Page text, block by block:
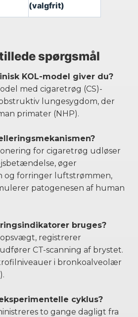
(valgfrit)
spørgsmål
KOL-model giver du?
med cigaretrøg (CS)-
lungesygdom, der
primater (NHP).
for cigaretrøg udløser
øger
og forringer luftstrømmen,
patogenesen af ​​human
bruges?
registrerer
CT-scanning af brystet.
i bronkoalveolær
cyklus?
to gange dagligt fra